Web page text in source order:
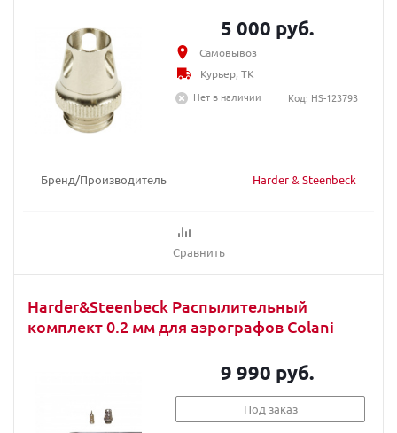
Бренд/Производитель Harder & Steenbeck
Сравнить
5 000 руб.
Самовывоз
Курьер, ТК
Нет в наличии
Код: HS-123793
Harder&Steenbeck Распылительный
комплект 0.2 мм для аэрографов Colani
9 990 руб.
Под заказ